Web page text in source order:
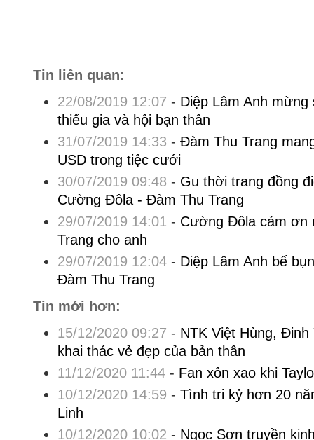
Tin liên quan:
22/08/2019 12:07 - Diệp Lâm Anh
thiếu gia và hội bạn thân
31/07/2019 14:33 - Đàm Thu Trang
USD trong tiệc cưới
30/07/2019 09:48 - Gu thời trang đồng
Cường Đôla - Đàm Thu Trang
29/07/2019 14:01 - Cường Đôla cảm ơn
Trang cho anh
29/07/2019 12:04- Diệp Lâm Anh bế
Đàm Thu Trang
Tin mới hơn:
15/12/2020 09:27 - NTK Việt Hùng,
khai thác vẻ đẹp của bản thân
11/12/2020 11:44- Fan xôn xao khi
10/12/2020 14:59 - Tình tri kỷ hơn 20
Linh
10/12/2020 10:02 - Ngọc Sơn truyền